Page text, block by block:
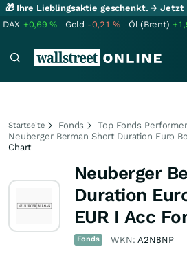
🎁 Ihre Lieblingsaktie geschenkt.→ Jetzt
DAX +0,69% Gold -0,21% Öl (Brent)
Startseite Fonds
Top Fonds Performer
Neuberger Berman Short Duration Euro
Chart
Neuberger
Duration
EUR I Acc
Fonds WKN:A2N8NP